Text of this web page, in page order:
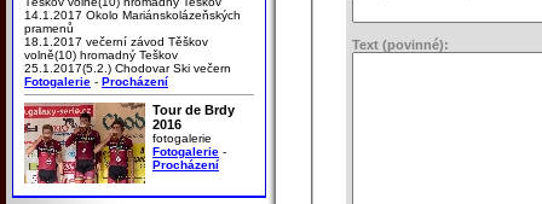
14.1.2017 Okolo Mariánskolázeňských
pramenů
18.1.2017 večerní závod Těškov
volně(10) hromadný Teškov
25.1.2017(5.2.) Chodovar Ski večern
Fotogalerie - Procházení
Tour de Brdy
2016
fotogalerie
Fotogalerie -
Procházení
Text (povinné):